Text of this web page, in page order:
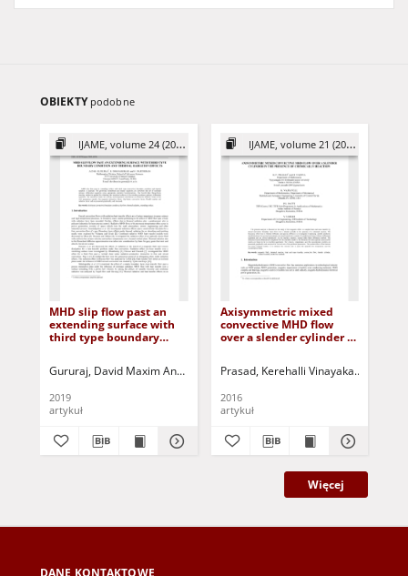
OBIEKTY podobne
IJAME, volume 24 (2019)
MHD slip flow past an
extending surface with
third type boundary
Gururaj, David Maxim Anthony Sundaram, Dhanasekar Parthiban, V.
2019
artykuł
IJAME, volume 21 (2016)
Axisymmetric mixed
convective MHD flow
over a slender cylinder in
Prasad, Kerehalli Vinayaka
2016
artykuł
Więcej
DANE KONTAKTOWE